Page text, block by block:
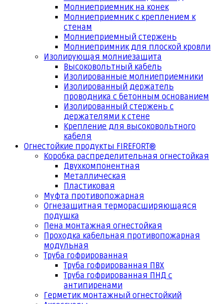
Молниеприемник на конек
Молниеприемник с креплением к
стенам
Молниеприемный стержень
Молниепримник для плоской кровли
Изолирующая молниезащита
Высоковольтный кабель
Изолированные молниеприемники
Изолированный держатель
проводника с бетонным основанием
Изолированный стержень с
держателями к стене
Крепление для высоковольтного
кабеля
Огнестойкие продукты FIREFORT®
Коробка распределительная огнестойкая
Двухкомпонентная
Металлическая
Пластиковая
Муфта противопожарная
Огнезащитная терморасширяющаяся
подушка
Пена монтажная огнестойкая
Проходка кабельная противопожарная
модульная
Труба гофрированная
Труба гофрированная ПВХ
Труба гофрированная ПНД с
антипиренами
Герметик монтажный огнестойкий